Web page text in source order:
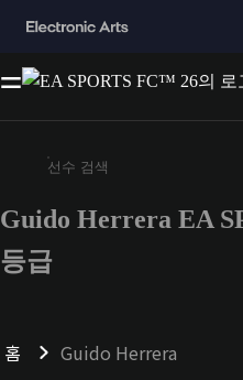
최소 3자 이상의 문
Guido Herrera EA
등급
홈 Guido Herrera